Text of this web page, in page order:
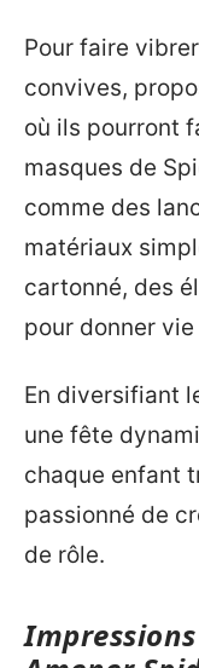
Pour faire
convives,
où ils pourront
masques de
comme des
matériaux
cartonné, des
pour donner
En diversifiant
une fête
chaque enfant
passionné de
de rôle.